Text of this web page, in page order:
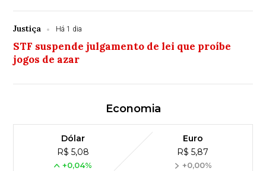
Justiça Há 1 dia
STF suspende julgamento de lei que proíbe
jogos de azar
Economia
Dólar
R$ 5,08
+0,04%
Euro
R$ 5,87
+0,00%